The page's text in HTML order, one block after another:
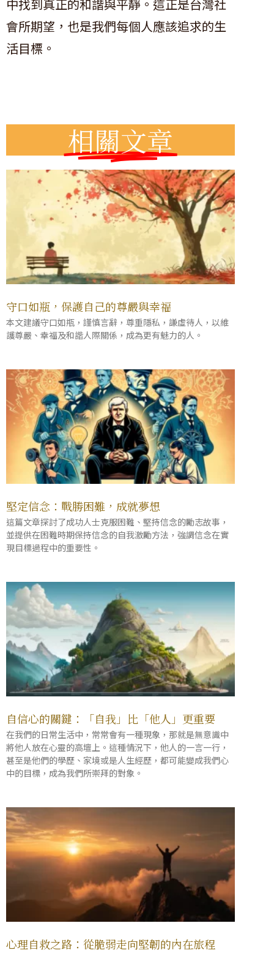
中找到真正的和諧與平靜。這正是台灣社
會所期望，也是我們每個人應該追求的生
活目標。
相關文章
守口如瓶，保護自己的尊嚴與幸福
本文建議守口如瓶，謹慎言辭，尊重隱私，謙虛待人，以維
護尊嚴、幸福及和諧人際關係，成為更有魅力的人。
堅定信念：戰勝困難，成就夢想
這篇文章探討了成功人士克服困難、堅持信念的勵志故事，
並提供在困難時期保持信念的自我激勵方法，強調信念在實
現目標過程中的重要性。
自信心的關鍵：「自我」比「他人」更重要
在我們的日常生活中，常常會有一種現象，那就是無意識中
將他人放在心靈的高壇上。這種情況下，他人的一言一行，
甚至是他們的學歷、家境或是人生經歷，都可能變成我們心
中的目標，成為我們所崇拜的對象。
心理自救之路：從脆弱走向堅韌的內在旅程